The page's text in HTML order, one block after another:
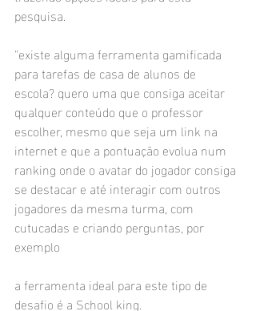
pesquisa.
"existe alguma ferramenta gamificada
para tarefas de casa de alunos de
escola? quero uma que consiga aceitar
qualquer conteúdo que o professor
escolher, mesmo que seja um link na
internet e que a pontuação evolua num
ranking onde o avatar do jogador consiga
se destacar e até interagir com outros
jogadores da mesma turma, com
cutucadas e criando perguntas, por
exemplo
a ferramenta ideal para este tipo de
desafio é a School king.